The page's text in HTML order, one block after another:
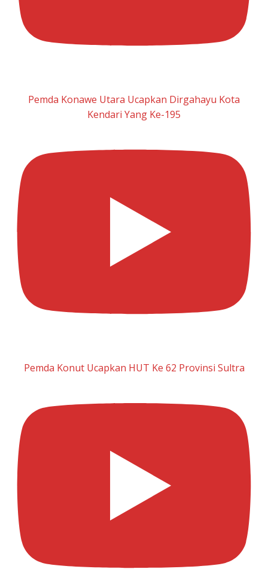
Pemda Konawe Utara Ucapkan Dirgahayu Kota
Kendari Yang Ke-195
Pemda Konut Ucapkan HUT Ke 62 Provinsi Sultra